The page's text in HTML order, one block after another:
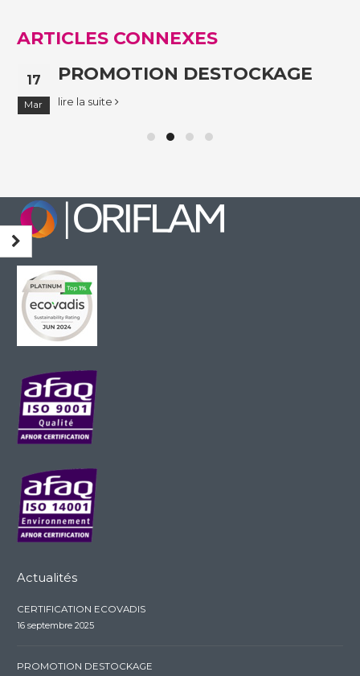
ARTICLES CONNEXES
17
Mar
PROMOTION DESTOCKAGE
lire la suite
Actualités
CERTIFICATION ECOVADIS
16 septembre 2025
PROMOTION DESTOCKAGE